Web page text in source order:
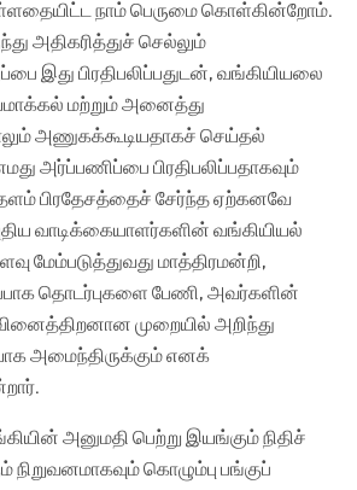
நாம் பெருமை கொள்கின்றோம்.
அதிகரித்துச் செல்லும்
இது பிரதிபலிப்பதுடன், வங்கியியலை
மற்றும் அனைத்து
அணுகக்கூடியதாகச் செய்தல்
அர்ப்பணிப்பை பிரதிபலிப்பதாகவும்
பிரதேசத்தைச் சேர்ந்த ஏற்கனவே
வாடிக்கையாளர்களின் வங்கியியல்
மேம்படுத்துவது மாத்திரமன்றி,
தொடர்புகளை பேணி, அவர்களின்
முறையில் அறிந்து
அமைந்திருக்கும் எனக்
அனுமதி பெற்று இயங்கும் நிதிச்
கொழும்பு பங்குப்